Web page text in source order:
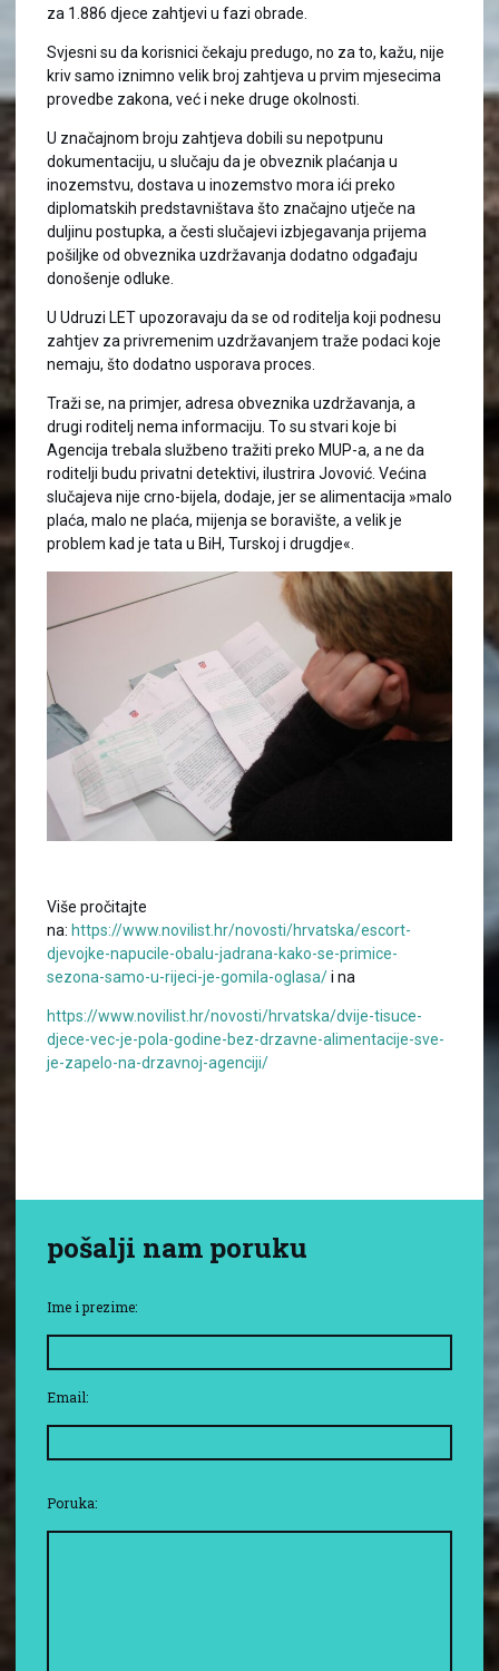
za 1.886 djece zahtjevi u fazi obrade.
Svjesni su da korisnici čekaju predugo, no za to, kažu, nije
kriv samo iznimno velik broj zahtjeva u prvim mjesecima
provedbe zakona, već i neke druge okolnosti.
U značajnom broju zahtjeva dobili su nepotpunu
dokumentaciju, u slučaju da je obveznik plaćanja u
inozemstvu, dostava u inozemstvo mora ići preko
diplomatskih predstavništava što značajno utječe na
duljinu postupka, a česti slučajevi izbjegavanja prijema
pošiljke od obveznika uzdržavanja dodatno odgađaju
donošenje odluke.
U Udruzi LET upozoravaju da se od roditelja koji podnesu
zahtjev za privremenim uzdržavanjem traže podaci koje
nemaju, što dodatno usporava proces.
Traži se, na primjer, adresa obveznika uzdržavanja, a
drugi roditelj nema informaciju. To su stvari koje bi
Agencija trebala službeno tražiti preko MUP-a, a ne da
roditelji budu privatni detektivi, ilustrira Jovović. Većina
slučajeva nije crno-bijela, dodaje, jer se alimentacija »malo
plaća, malo ne plaća, mijenja se boravište, a velik je
problem kad je tata u BiH, Turskoj i drugdje«.
Više pročitajte
na: https://www.novilist.hr/novosti/hrvatska/escort-
djevojke-napucile-obalu-jadrana-kako-se-primice-
sezona-samo-u-rijeci-je-gomila-oglasa/i na
https://www.novilist.hr/novosti/hrvatska/dvije-tisuce-
djece-vec-je-pola-godine-bez-drzavne-alimentacije-sve-
je-zapelo-na-drzavnoj-agenciji/
pošalji nam poruku
Ime i prezime:
Email:
Poruka: